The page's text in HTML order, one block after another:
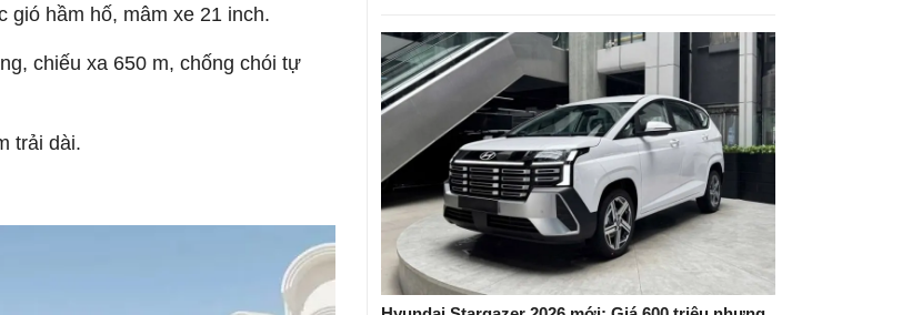
gió hầm hố, mâm xe 21 inch.
chiếu xa 650 m, chống chói tự
trải dài.